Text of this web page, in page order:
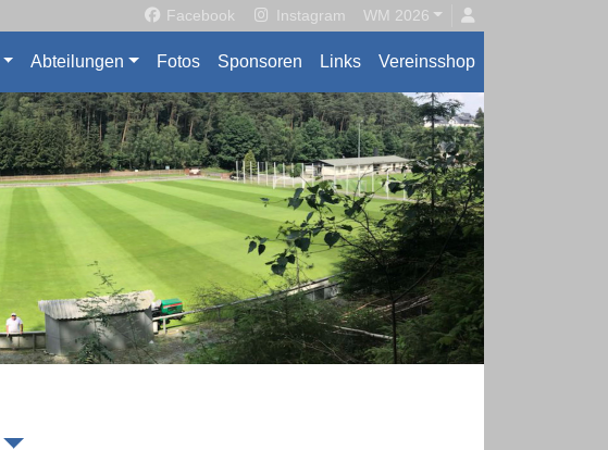
Facebook Instagram WM 2026
Abteilungen Fotos Sponsoren Links Vereinsshop